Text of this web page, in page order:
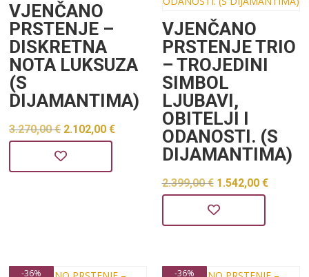
VJENČANO
PRSTENJE –
DISKRETNA
NOTA LUKSUZA
(S
DIJAMANTIMA)
3.270,00€ Izvorna
cijena
bila
2.102,00€
Trenutna
2.102,00 €.
VJENČANO
PRSTENJE TRIO
– TROJEDINI
SIMBOL
LJUBAVI,
OBITELJI I
ODANOSTI. (S
DIJAMANTIMA)
2.399,00€ Izvorna
cijena
bila
2.399,00 €.
1.542,00 €
-36% -36%